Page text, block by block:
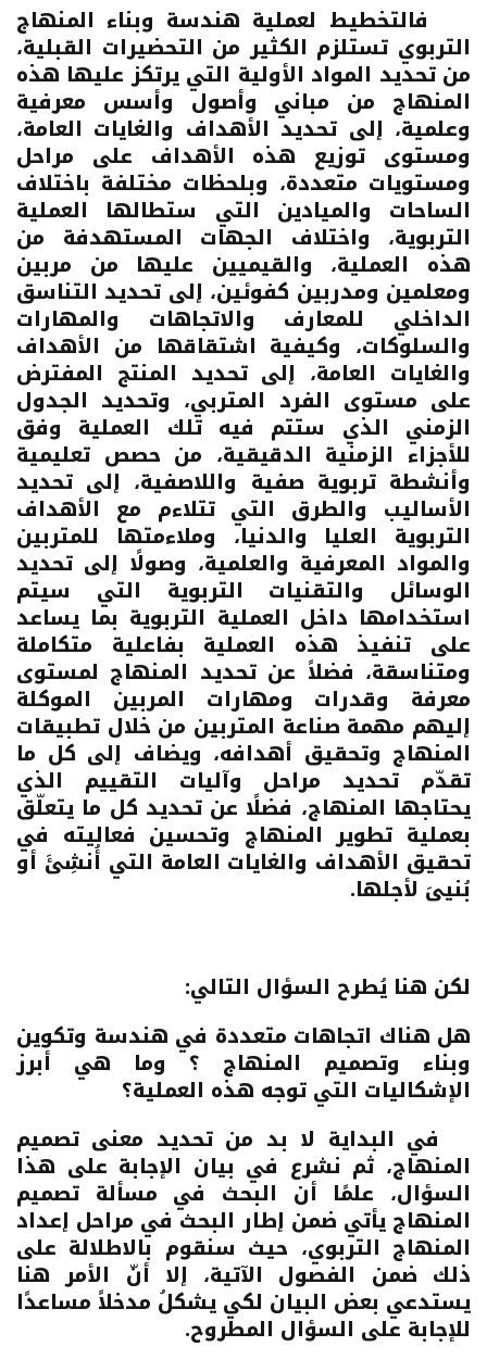
فالتخطيط لعملية هندسة وبناء المنهاج
التربوي تستلزم الكثير من التحضيرات القبلية،
من تحديد المواد الأولية التي يرتكز عليها هذه
المنهاج من مباني وأصول وأسس معرفية
وعلمية، إلى تحديد الأهداف والغايات العامة،
ومستوى توزيع هذه الأهداف على مراحل
ومستويات متعددة، وبلحظات مختلفة باختلاف
الساحات والميادين التي ستطالها العملية
التربوية، واختلاف الجهات المستهدفة من
هذه العملية، والقيميين عليها من مربين
ومعلمين ومدربين كفوئين، إلى تحديد التناسق
الداخلي للمعارف والاتجاهات والمهارات
والسلوكات، وكيفية اشتقاقها من الأهداف
والغايات العامة، إلى تحديد المنتج المفترض
على مستوى الفرد المتربي، وتحديد الجدول
الزمني الذي ستتم فيه تلك العملية وفق
للأجزاء الزمنية الدقيقية، من حصص تعليمية
وأنشطة تربوية صفية واللاصفية، إلى تحديد
الأساليب والطرق التي تتلاءم مع الأهداف
التربوية العليا والدنيا، وملاءمتها للمتربين
والمواد المعرفية والعلمية، وصولًا إلى تحديد
الوسائل والتقنيات التربوية التي سيتم
استخدامها داخل العملية التربوية بما يساعد
على تنفيذ هذه العملية بفاعلية متكاملة
ومتناسقة، فضلاً عن تحديد المنهاج لمستوى
معرفة وقدرات ومهارات المربين الموكلة
إليهم مهمة صناعة المتربين من خلال تطبيقات
المنهاج وتحقيق أهدافه، ويضاف إلى كل ما
تقدّم تحديد مراحل وآليات التقييم الذي
يحتاجها المنهاج، فضلًا عن تحديد كل ما يتعلّق
بعملية تطوير المنهاج وتحسين فعاليته في
تحقيق الأهداف والغايات العامة التي أُنشِئَ أو
بُنيىَ لأجلها.
لكن هنا يُطرح السؤال التالي:
هل هناك اتجاهات متعددة في هندسة وتكوين
وبناء وتصميم المنهاج ؟ وما هي أبرز
الإشكاليات التي توجه هذه العملية؟
في البداية لا بد من تحديد معنى تصميم
المنهاج، ثم نشرع في بيان الإجابة على هذا
السؤال، علمًا أن البحث في مسألة تصميم
المنهاج يأتي ضمن إطار البحث في مراحل إعداد
المنهاج التربوي، حيث سنقوم بالاطلالة على
ذلك ضمن الفصول الآتية، إلا أنّ الأمر هنا
يستدعي بعض البيان لكي يشكلُ مدخلاً مساعدًا
للإجابة على السؤال المطروح.